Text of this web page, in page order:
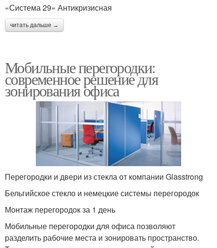
«Система 29» Антикризисная
читать дальше →
Мобильные перегородки:
современное решение для
зонирования офиса
Перегородки и двери из стекла от компании Glasstrong
Бельгийское стекло и немецкие системы перегородок
Монтаж перегородок за 1 день
Мобильные перегородки для офиса позволяют
разделить рабочие места и зонировать пространство.